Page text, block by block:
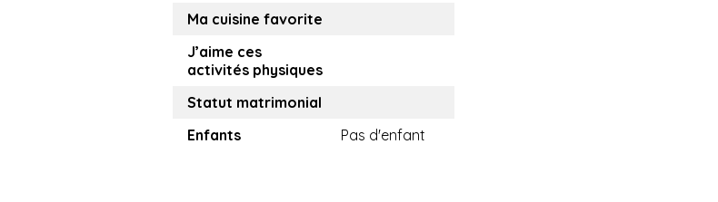
Ma cuisine favorite
J’aime ces
activités physiques
Statut matrimonial
Enfants
Pas d'enfant